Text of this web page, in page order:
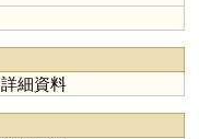
詳細資料